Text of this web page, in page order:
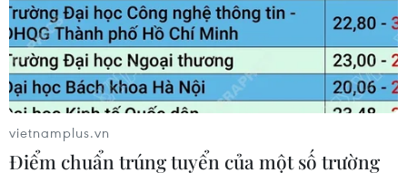
Lễ hội Ẩm thực Thế giới Seongbuk Nurimasil lần thứ 18 với chủ
vietnamplus.vn
Điểm chuẩn trúng tuyển của một số trường